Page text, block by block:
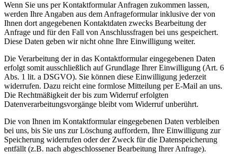
Wenn Sie uns per Kontaktformular Anfragen zukommen lassen,
werden Ihre Angaben aus dem Anfrageformular inklusive der von
Ihnen dort angegebenen Kontaktdaten zwecks Bearbeitung der
Anfrage und für den Fall von Anschlussfragen bei uns gespeichert.
Diese Daten geben wir nicht ohne Ihre Einwilligung weiter.
Die Verarbeitung der in das Kontaktformular eingegebenen Daten
erfolgt somit ausschließlich auf Grundlage Ihrer Einwilligung (Art. 6
Abs. 1 lit. a DSGVO). Sie können diese Einwilligung jederzeit
widerrufen. Dazu reicht eine formlose Mitteilung per E-Mail an uns.
Die Rechtmäßigkeit der bis zum Widerruf erfolgten
Datenverarbeitungsvorgänge bleibt vom Widerruf unberührt.
Die von Ihnen im Kontaktformular eingegebenen Daten verbleiben
bei uns, bis Sie uns zur Löschung auffordern, Ihre Einwilligung zur
Speicherung widerrufen oder der Zweck für die Datenspeicherung
entfällt (z.B. nach abgeschlossener Bearbeitung Ihrer Anfrage).